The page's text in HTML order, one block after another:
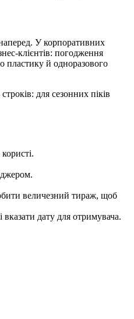
У корпоративних
клієнтів: погодження
пластику й одноразового
для сезонних піків
величезний тираж, щоб
вказати дату для отримувача.